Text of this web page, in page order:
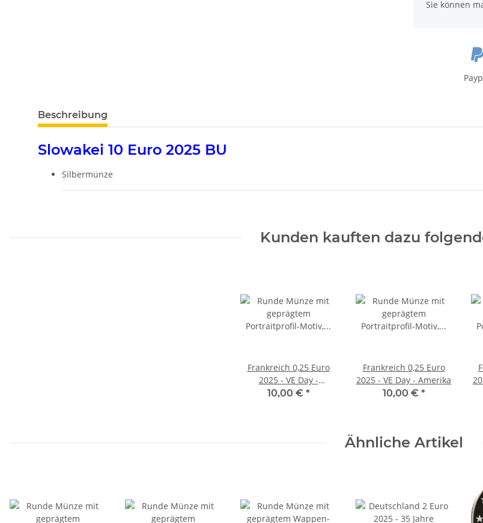
Sie können
weitere Registerkarten anzeigen
Beschreibung
Slowakei 10 Euro 2025 BU
Silbermünze
Kunden kauften dazu
Frankreich 0,25 Euro
2025 - VE Day -
Großbritannien
10,00 € *
Frankreich 0,25 Euro
2025 - VE Day - Amerika
10,00 € *
Ähnliche Artikel